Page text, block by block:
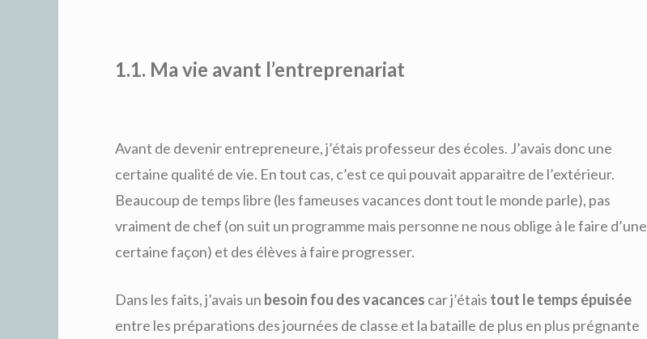
1.1. Ma vie avant l’entreprenariat
Avant de devenir entrepreneure, j’étais professeur des écoles. J’avais donc une
certaine qualité de vie. En tout cas, c’est ce qui pouvait apparaitre de l’extérieur.
Beaucoup de temps libre (les fameuses vacances dont tout le monde parle), pas
vraiment de chef (on suit un programme mais personne ne nous oblige à le faire d’une
certaine façon) et des élèves à faire progresser.
Dans les faits, j’avais un besoin fou des vacances car j’étais tout le temps épuisée
entre les préparations des journées de classe et la bataille de plus en plus prégnante